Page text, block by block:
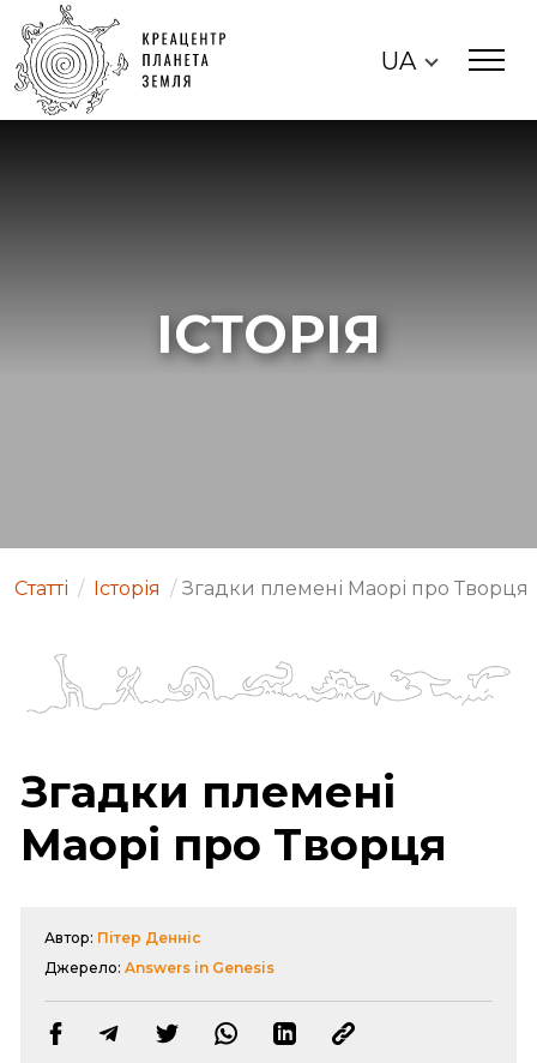
UA
ІСТОРІЯ
Статті / Історія / Згадки племені Маорі про Творця
Згадки племені
Маорі про Творця
Автор: Пітер Денніс
Джерело: Answers in Genesis